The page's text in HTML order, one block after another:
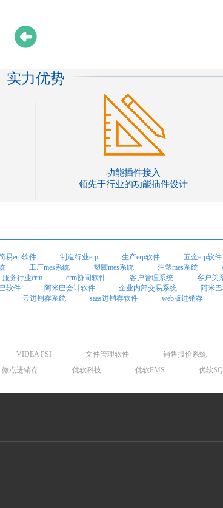
实力优势
功能插件接入
领先于行业的功能插件设计
易erp软件 制造行业erp 生产erp软件 五金erp软件
工厂mes系统 塑胶mes系统 注塑mes系统
服务行业crm crm协同软件 客户管理系统 客户关
软件 阿米巴会计软件 企业内部交易系统 阿米
云进销存系统 saas进销存软件 web版进销存
VIDEA PSI 文件管理软件 销售报价系统
微点进销存 优软科技 优软FMS 优软